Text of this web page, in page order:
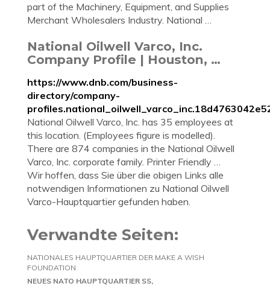
part of the Machinery, Equipment, and Supplies
Merchant Wholesalers Industry. National …
National Oilwell Varco, Inc.
Company Profile | Houston, …
https://www.dnb.com/business-
directory/company-
National Oilwell Varco, Inc. has 35 employees at
this location. (Employees figure is modelled).
There are 874 companies in the National Oilwell
Varco, Inc. corporate family. Printer Friendly …
Wir hoffen, dass Sie über die obigen Links alle
notwendigen Informationen zu National Oilwell
Varco-Hauptquartier gefunden haben.
Verwandte Seiten:
NATIONALES HAUPTQUARTIER DER MAKE A WISH
FOUNDATION
NEUES NATO HAUPTQUARTIER SS